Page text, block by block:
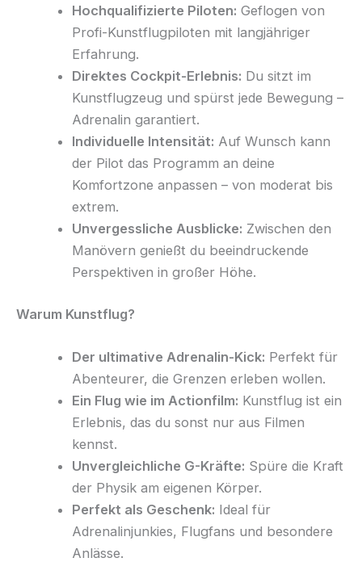
Hochqualifizierte Piloten: Geflogen von
Profi-Kunstflugpiloten mit langjähriger
Erfahrung.
Direktes Cockpit-Erlebnis: Du sitzt im
Kunstflugzeug und spürst jede Bewegung –
Adrenalin garantiert.
Individuelle Intensität: Auf Wunsch kann
der Pilot das Programm an deine
Komfortzone anpassen – von moderat bis
extrem.
Unvergessliche Ausblicke: Zwischen den
Manövern genießt du beeindruckende
Perspektiven in großer Höhe.
Warum Kunstflug?
Der ultimative Adrenalin-Kick: Perfekt für
Abenteurer, die Grenzen erleben wollen.
Ein Flug wie im Actionfilm: Kunstflug ist ein
Erlebnis, das du sonst nur aus Filmen
kennst.
Unvergleichliche G-Kräfte: Spüre die Kraft
der Physik am eigenen Körper.
Perfekt als Geschenk: Ideal für
Adrenalinjunkies, Flugfans und besondere
Anlässe.